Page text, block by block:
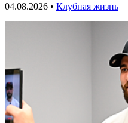
04.08.2026 • Клубная жизнь